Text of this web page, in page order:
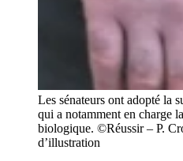
Les sénateurs ont adopté la
qui a notamment en charge
biologique. ©Réussir – P.
d’illustration